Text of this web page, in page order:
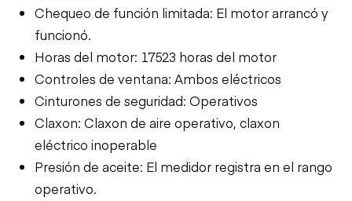
Chequeo de función limitada: El motor arrancó y
funcionó.
Horas del motor: 17523 horas del motor
Controles de ventana: Ambos eléctricos
Cinturones de seguridad: Operativos
Claxon: Claxon de aire operativo, claxon
eléctrico inoperable
Presión de aceite: El medidor registra en el rango
operativo.